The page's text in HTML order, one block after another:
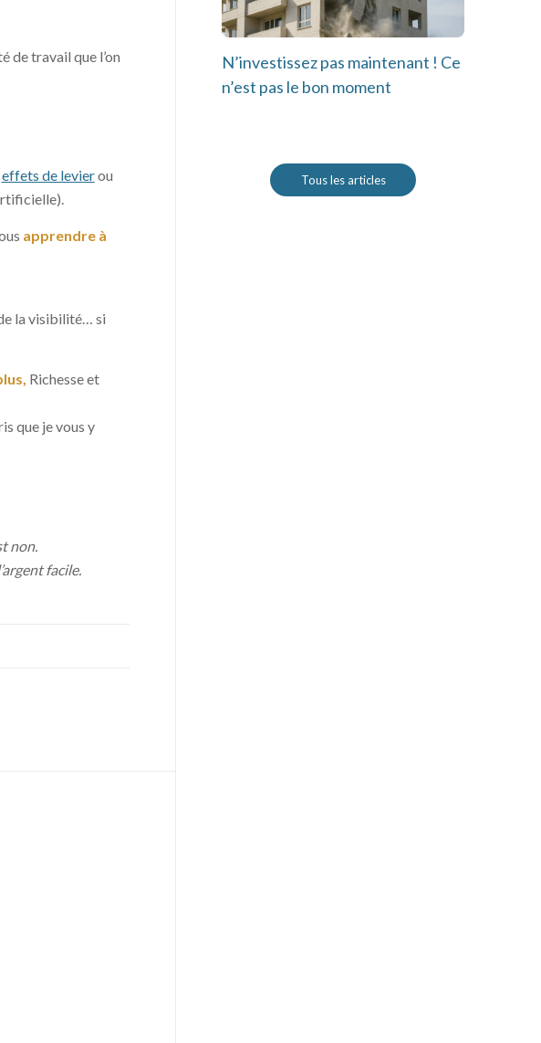
de travail que l’on
effets de levierou
apprendre à
la visibilité… si
Richesse et
que je vous y
non.
facile.
N’investissez pas maintenant ! Ce
n’est pas le bon moment
Tous les articles